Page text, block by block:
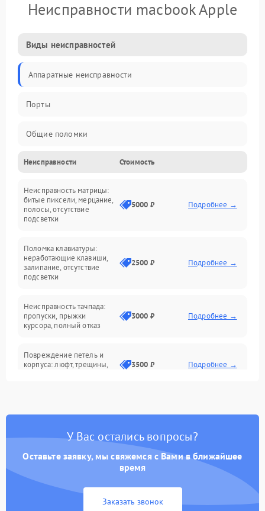
Неисправности macbook Apple
Виды неисправностей
Аппаратные неисправности
Порты
Общие поломки
Устройства
Программные ошибки
Электрические и системные сбои
Интерфейсные проблемы
Батарея
Сеть и интернет
Неисправности Стоимость
Неисправность матрицы:
битые пиксели, мерцание,
полосы, отсутствие
подсветки
5000 ₽ Подробнее →
Поломка клавиатуры:
неработающие клавиши,
залипание, отсутствие
подсветки
2500 ₽ Подробнее →
Неисправность тачпада:
пропуски, прыжки
курсора, полный отказ
3000 ₽ Подробнее →
Повреждение петель и
корпуса: люфт, трещины,
3500 ₽ Подробнее →
быстрая разрядка,
2500 ₽ Подробнее →
Неисправность зарядного
питания
2000 ₽ Подробнее →
У Вас остались вопросы?
Оставьте заявку, мы свяжемся с Вами в ближайшее
время
Заказать звонок